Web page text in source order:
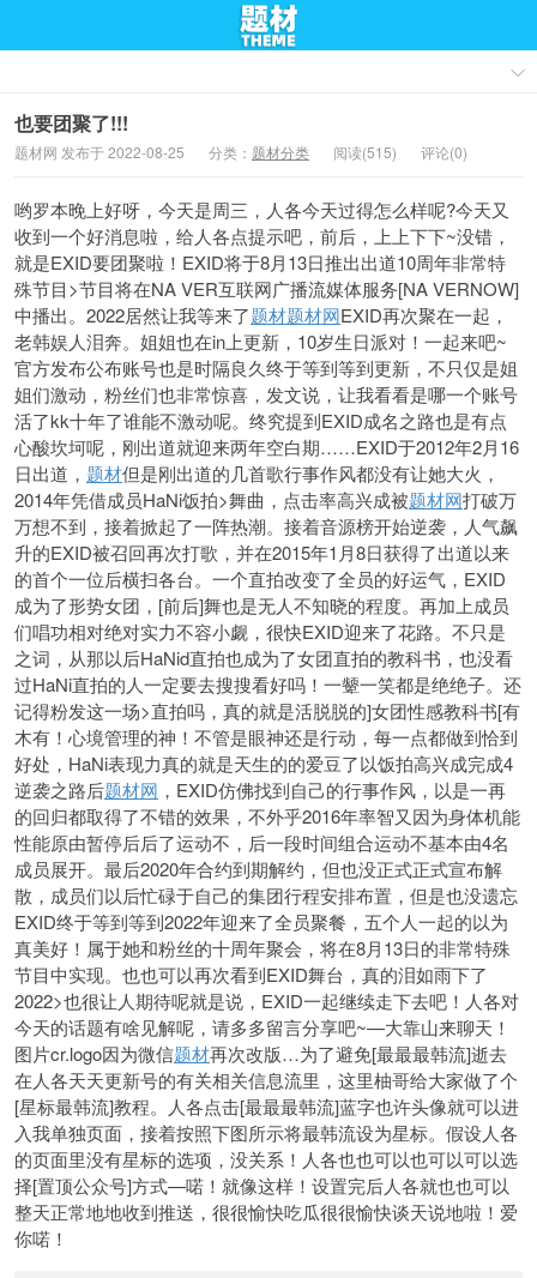
也要团聚了!!!
题材网 发布于 2022-08-25 分类： 题材分类 阅读(515) 评论(0)
哟罗本晚上好呀，今天是周三，人各今天过得怎么样呢?今天又
收到一个好消息啦，给人各点提示吧，前后，上上下下~没错，
就是EXID要团聚啦！ EXID将于8月13日推出出道10周年非常特
殊节目>节目将在NA VER互联网广播流媒体服务[NA VERNOW]
中播出。2022居然让我等来了题材题材网EXID再次聚在一起，
老韩娱人泪奔。姐姐也在in上更新，10岁生日派对！一起来吧~
官方发布公布账号也是时隔良久终于等到等到更新，不只仅是姐
姐们激动，粉丝们也非常惊喜，发文说，让我看看是哪一个账号
活了kk十年了谁能不激动呢。终究提到EXID成名之路也是有点
心酸坎坷呢，刚出道就迎来两年空白期……EXID于2012年2月16
日出道， 题材但是刚出道的几首歌行事作风都没有让她大火，
2014年凭借成员HaNi饭拍>舞曲，点击率高兴成被题材网打破万
万想不到，接着掀起了一阵热潮。接着音源榜开始逆袭，人气飙
升的EXID被召回再次打歌，并在2015年1月8日获得了出道以来
的首个一位后横扫各台。一个直拍改变了全员的好运气，EXID
成为了形势女团，[前后]舞也是无人不知晓的程度。再加上成员
们唱功相对绝对实力不容小觑，很快EXID迎来了花路。不只是
之词，从那以后HaNid直拍也成为了女团直拍的教科书，也没看
过HaNi直拍的人一定要去搜搜看好吗！一颦一笑都是绝绝子。还
记得粉发这一场>直拍吗，真的就是活脱脱的]女团性感教科书[有
木有！心境管理的神！不管是眼神还是行动，每一点都做到恰到
好处，HaNi表现力真的就是天生的的爱豆了以饭拍高兴成完成4
逆袭之路后题材网 ，EXID仿佛找到自己的行事作风，以是一再
的回归都取得了不错的效果，不外乎2016年率智又因为身体机能
性能原由暂停后后了运动不，后一段时间组合运动不基本由4名
成员展开。最后2020年合约到期解约，但也没正式正式宣布解
散，成员们以后忙碌于自己的集团行程安排布置，但是也没遗忘
EXID终于等到等到2022年迎来了全员聚餐，五个人一起的以为
真美好！属于她和粉丝的十周年聚会，将在8月13日的非常特殊
节目中实现。也也可以再次看到EXID舞台，真的泪如雨下了
2022>也很让人期待呢就是说，EXID一起继续走下去吧！人各对
今天的话题有啥见解呢，请多多留言分享吧~—大靠山来聊天！
图片cr.logo因为微信题材再次改版…为了避免[最最最韩流]逝去
在人各天天更新号的有关相关信息流里，这里柚哥给大家做了个
[星标最韩流]教程。人各点击[最最最韩流]蓝字也许头像就可以进
入我单独页面，接着按照下图所示将最韩流设为星标。假设人各
的页面里没有星标的选项，没关系！人各也也可以也可以可以选
择[置顶公众号]方式—喏！就像这样！设置完后人各就也也可以
整天正常地地收到推送，很很愉快吃瓜很很愉快谈天说地啦！爱
你喏！